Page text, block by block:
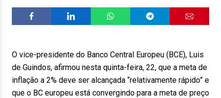
O vice-presidente do Banco Central Europeu (BCE), Luis
de Guindos, afirmou nesta quinta-feira, 22, que a meta de
inflação a 2% deve ser alcançada “relativamente rápido” e
que o BC europeu está convergindo para a meta de preço